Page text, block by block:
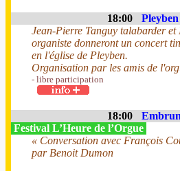
18:00
Jean-Pierre Tanguy talabarder
organiste donneront un concert
en l'église de Pleyben.
Organisation par les amis de
- libre participation
18:00
Festival L’Heure de l’Orgue
« Conversation avec François
par Benoit Dumon